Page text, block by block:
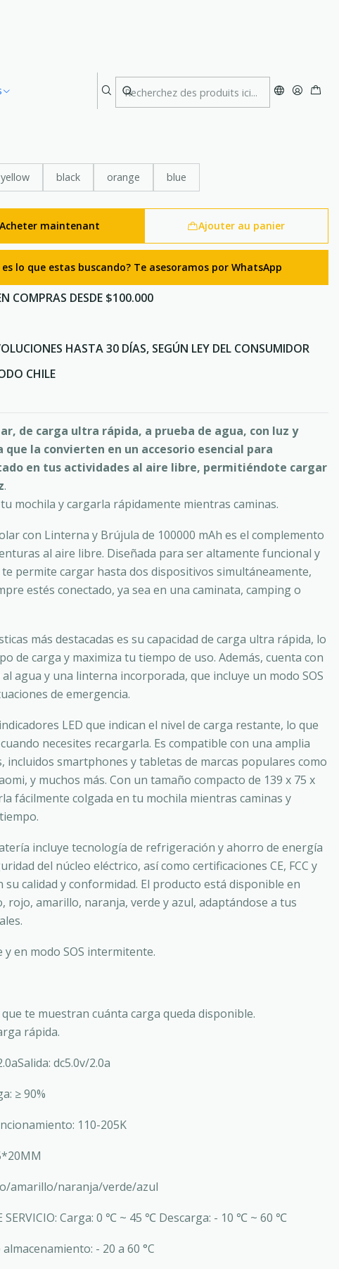
100.000 mah
Solar Doble Carga
100.000 mah
yellow black orange blue
Ajouter au panier
Acheter maintenant
es lo que estas buscando? Te asesoramos por WhatsApp
COMPRAS DESDE $100.000
HASTA 30 DÍAS, SEGÚN LEY DEL CONSUMIDOR
CHILE
de carga ultra rápida, a prueba de agua, con luz y
la convierten en un accesorio esencial para
en tus actividades al aire libre, permitiéndote cargar
.
mochila y cargarla rápidamente mientras caminas.
con Linterna y Brújula de 100000 mAh es el complemento
al aire libre. Diseñada para ser altamente funcional y
permite cargar hasta dos dispositivos simultáneamente,
estés conectado, ya sea en una caminata, camping o
más destacadas es su capacidad de carga ultra rápida, lo
de carga y maximiza tu tiempo de uso. Además, cuenta con
agua y una linterna incorporada, que incluye un modo SOS
de emergencia.
LED que indican el nivel de carga restante, lo que
necesites recargarla. Es compatible con una amplia
incluidos smartphones y tabletas de marcas populares como
y muchos más. Con un tamaño compacto de 139 x 75 x
fácilmente colgada en tu mochila mientras caminas y
incluye tecnología de refrigeración y ahorro de energía
del núcleo eléctrico, así como certificaciones CE, FCC y
su calidad y conformidad. El producto está disponible en
rojo, amarillo, naranja, verde y azul, adaptándose a tus
en modo SOS intermitente.
te muestran cuánta carga queda disponible.
rápida.
dc5.0v/2.0a
≥ 90%
110-205K
amarillo/naranja/verde/azul
SERVICIO: Carga: 0 ℃ ~ 45 ℃ Descarga: - 10 ℃ ~ 60 ℃
- 20 a 60 °C